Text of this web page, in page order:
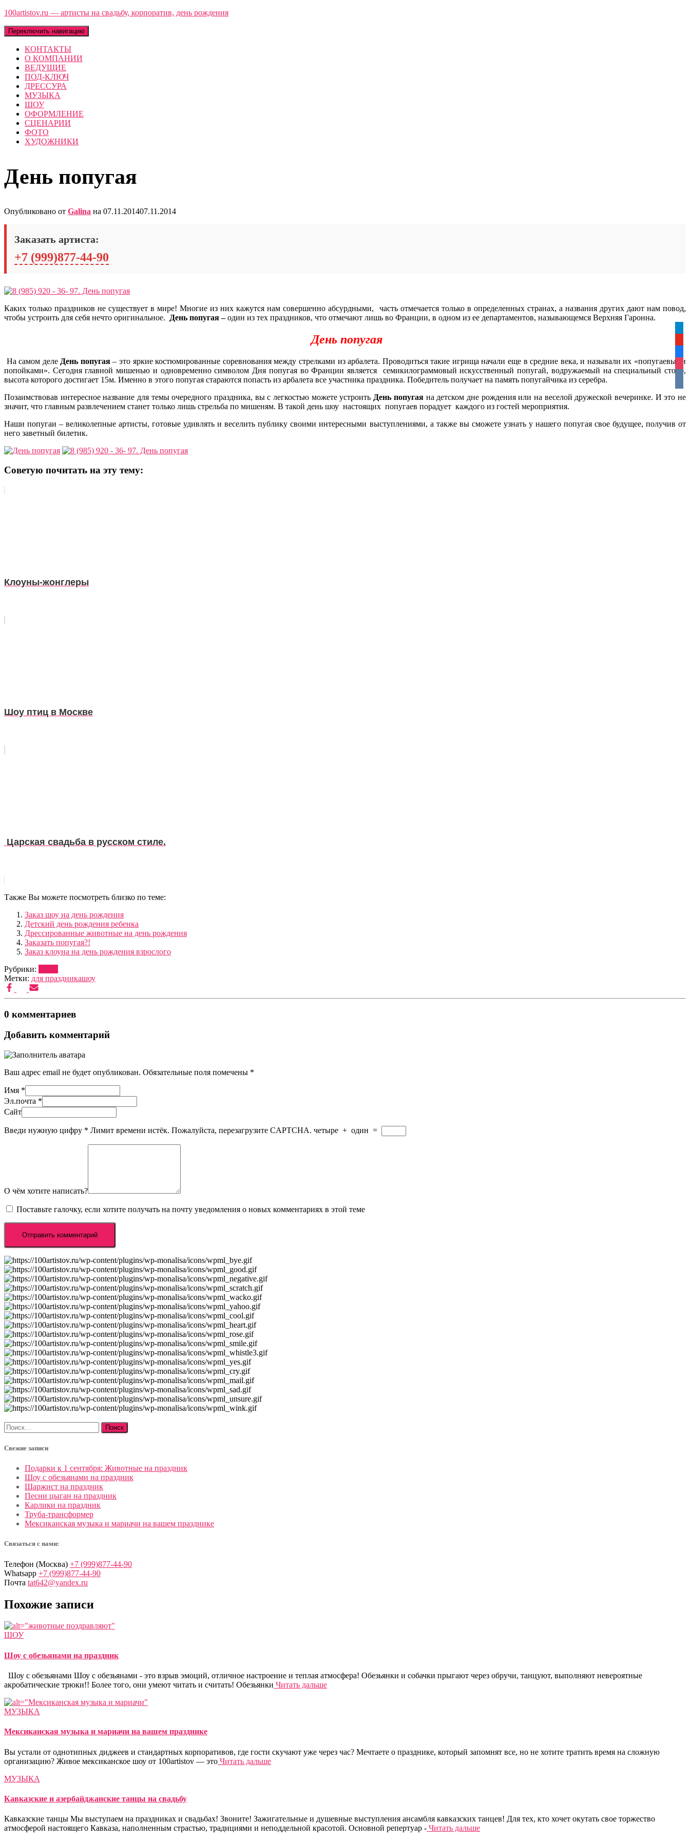
100artistov.ru — артисты на свадьбу, корпоратив, день рождения
Переключить навигацию
КОНТАКТЫ
О КОМПАНИИ
ВЕДУЩИЕ
ПОД-КЛЮЧ
ДРЕССУРА
МУЗЫКА
ШОУ
ОФОРМЛЕНИЕ
СЦЕНАРИИ
ФОТО
ХУДОЖНИКИ
День попугая
Опубликовано от Galina на 07.11.201407.11.2014
Заказать артиста:
+7 (999)877-44-90
Каких только праздников не существует в мире! Многие из них кажутся нам совершенно абсурдными, часть отмечается только в определенных странах, а названия других дают нам повод,
чтобы устроить для себя нечто оригинальное. День попугая –один из тех праздников, что отмечают лишь во Франции, в одном из ее департаментов, называющемся Верхняя Гаронна.
День попугая
На самом деле День попугая– это яркие костюмированные соревнования между стрелками из арбалета. Проводиться такие игрища начали еще в средние века, и называли их «попугаевыми
попойками». Сегодня главной мишенью и одновременно символом Дня попугая во Франции является семикилограммовый искусственный попугай, водружаемый на специальный столб,
высота которого достигает 15м. Именно в этого попугая стараются попасть из арбалета все участника праздника. Победитель получает на память попугайчика из серебра.
Позаимствовав интересное название для темы очередного праздника, вы с легкостью можете устроить День попугаяна детском дне рождения или на веселой дружеской вечеринке. И это не
значит, что главным развлечением станет только лишь стрельба по мишеням. В такой день шоу настоящих попугаев порадует каждого из гостей мероприятия.
Наши попугаи – великолепные артисты, готовые удивлять и веселить публику своими интересными выступлениями, а также вы сможете узнать у нашего попугая свое будущее, получив от
него заветный билетик.
Советую почитать на эту тему:
Клоуны-жонглеры
Шоу птиц в Москве
Царская свадьба в русском стиле.
Также Вы можете посмотреть близко по теме:
Заказ шоу на день рождения
Детский день рождения ребенка
Дрессированные животные на день рождения
Заказать попугая?!
Заказ клоуна на день рождения взрослого
Рубрики:
Метки: для праздникашоу
0 комментариев
Добавить комментарий
Ваш адрес email не будет опубликован. Обязательные поля помечены *
Имя *
Эл.почта *
Сайт
Введи нужную цифру * Лимит времени истёк. Пожалуйста, перезагрузите CAPTCHA. четыре + один =
О чём хотите написать?
Поставьте галочку, если хотите получать на почту уведомления о новых комментариях в этой теме
Найти:
Свежие записи
Подарки к 1 сентября: Животные на праздник
Шоу с обезьянами на праздник
Шаржист на праздник
Песни цыган на праздник
Карлики на праздник
Труба-трансформер
Мексиканская музыка и мариачи на вашем празднике
Связаться с нами:
Телефон (Москва) +7 (999)877-44-90
Whatsapp +7 (999)877-44-90
Почта tat642@yandex.ru
Похожие записи
ШОУ
Шоу с обезьянами на праздник
Шоу с обезьянами Шоу с обезьянами - это взрыв эмоций, отличное настроение и теплая атмосфера! Обезьянки и собачки прыгают через обручи, танцуют, выполняют невероятные
акробатические трюки!! Более того, они умеют читать и считать! Обезьянки Читать дальше
МУЗЫКА
Мексиканская музыка и мариачи на вашем празднике
Вы устали от однотипных диджеев и стандартных корпоративов, где гости скучают уже через час? Мечтаете о празднике, который запомнят все, но не хотите тратить время на сложную
организацию? Живое мексиканское шоу от 100artistov — это Читать дальше
МУЗЫКА
Кавказские и азербайджанские танцы на свадьбу
Кавказские танцы Мы выступаем на праздниках и свадьбах! Звоните! Зажигательные и душевные выступления ансамбля кавказских танцев! Для тех, кто хочет окутать свое торжество
атмосферой настоящего Кавказа, наполненным страстью, традициями и неподдельной красотой. Основной репертуар - Читать дальше